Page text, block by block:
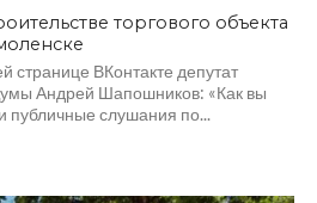
торгового объекта
странице ВКонтакте депутат
Андрей Шапошников: «Как вы
слушания по...